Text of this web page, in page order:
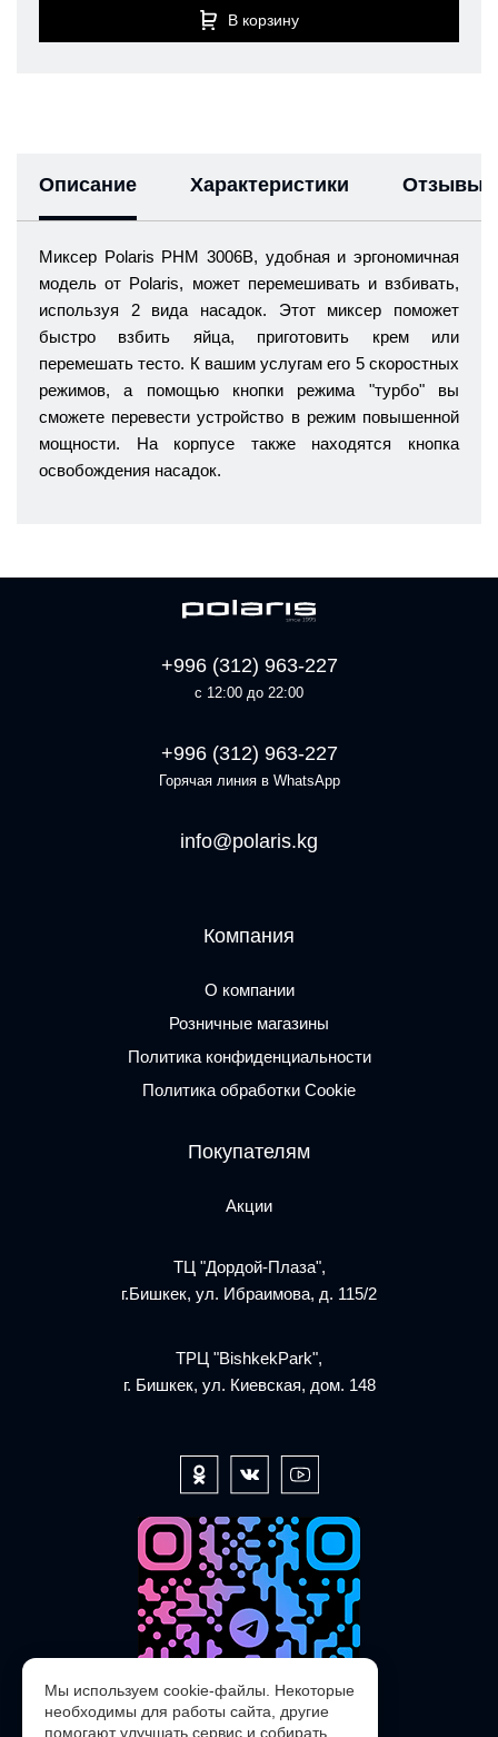
В корзину
Описание Характеристики Отзывы
Миксер Polaris PHM 3006B, удобная и эргономичная
модель от Polaris, может перемешивать и взбивать,
используя 2 вида насадок. Этот миксер поможет
быстро взбить яйца, приготовить крем или
перемешать тесто. К вашим услугам его 5 скоростных
режимов, а помощью кнопки режима "турбо" вы
сможете перевести устройство в режим повышенной
мощности. На корпусе также находятся кнопка
освобождения насадок.
+996 (312) 963-227
с 12:00 до 22:00
+996 (312) 963-227
Горячая линия в WhatsApp
info@polaris.kg
Компания
О компании
Розничные магазины
Политика конфиденциальности
Политика обработки Cookie
Покупателям
Акции
ТЦ "Дордой-Плаза",
г.Бишкек, ул. Ибраимова, д. 115/2
ТРЦ "BishkekPark",
г. Бишкек, ул. Киевская, дом. 148
Мы используем cookie-файлы. Некоторые
необходимы для работы сайта, другие
помогают улучшать сервис и собирать